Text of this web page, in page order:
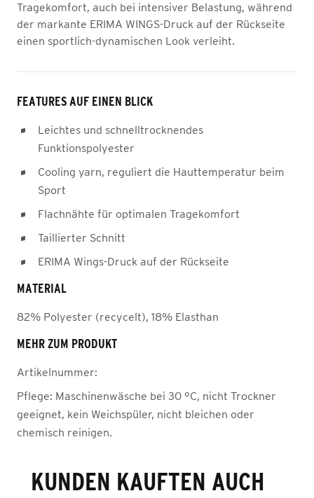
Tragekomfort, auch bei intensiver Belastung, während
der markante ERIMA WINGS-Druck auf der Rückseite
einen sportlich-dynamischen Look verleiht.
FEATURES AUF EINEN BLICK
Leichtes und schnelltrocknendes
Funktionspolyester
Cooling yarn, reguliert die Hauttemperatur beim
Sport
Flachnähte für optimalen Tragekomfort
Taillierter Schnitt
ERIMA Wings-Druck auf der Rückseite
MATERIAL
82% Polyester (recycelt), 18% Elasthan
MEHR ZUM PRODUKT
Artikelnummer:
Pflege: Maschinenwäsche bei 30 °C, nicht Trockner
geeignet, kein Weichspüler, nicht bleichen oder
chemisch reinigen.
KUNDEN KAUFTEN AUCH